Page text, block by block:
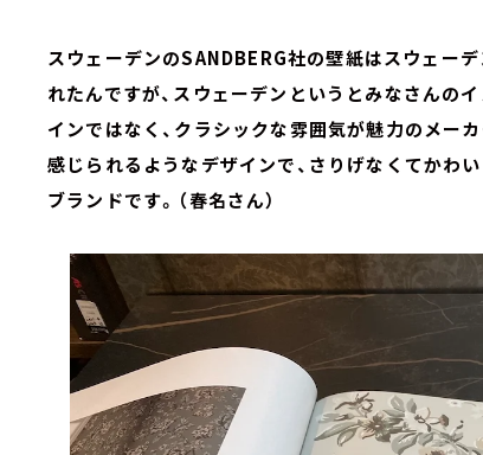
スウェーデンのSANDBERG社の壁紙はスウェー
れたんですが、スウェーデンというとみなさんの
インではなく、クラシックな雰囲気が魅力のメー
感じられるようなデザインで、さりげなくてかわ
ブランドです。（春名さん）